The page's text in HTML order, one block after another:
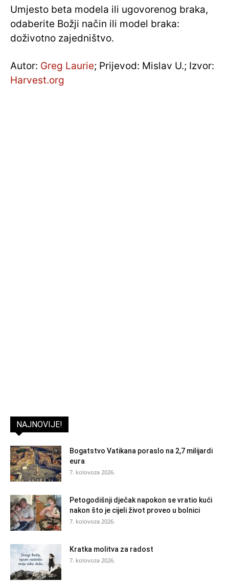
Umjesto beta modela ili ugovorenog braka,
odaberite Božji način ili model braka:
doživotno zajedništvo.
Autor: Greg Laurie; Prijevod: Mislav U.; Izvor:
Harvest.org
NAJNOVIJE!
Bogatstvo Vatikana poraslo na 2,7 milijardi
eura
7. kolovoza 2026.
Petogodišnji dječak napokon se vratio kući
nakon što je cijeli život proveo u bolnici
7. kolovoza 2026.
Kratka molitva za radost
7. kolovoza 2026.